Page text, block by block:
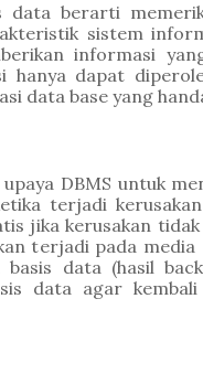
berarti
sistem
informasi
hanya dapat
data base yang
DBMS untuk
terjadi
jika kerusakan
terjadi pada
data (hasil
data agar